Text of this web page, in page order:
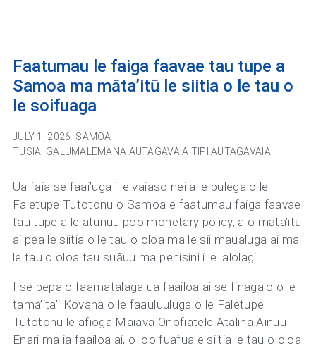
Faatumau le faiga faavae tau tupe a
Samoa ma māta’itū le siitia o le tau o
le soifuaga
JULY 1, 2026 SAMOA
TUSIA: GALUMALEMANA AUTAGAVAIA TIPI AUTAGAVAIA
Ua faia se faai’uga i le vaiaso nei a le pulega o le
Faletupe Tutotonu o Samoa e faatumau faiga faavae
tau tupe a le atunuu poo monetary policy, a o māta’itū
ai pea le siitia o le tau o oloa ma le sii maualuga ai ma
le tau o oloa tau suāuu ma penisini i le lalolagi.
I se pepa o faamatalaga ua faailoa ai se finagalo o le
tama’ita’i Kovana o le faauluuluga o le Faletupe
Tutotonu le afioga Maiava Onofiatele Atalina Ainuu
Enari ma ia faailoa ai, o loo fuafua e siitia le tau o oloa